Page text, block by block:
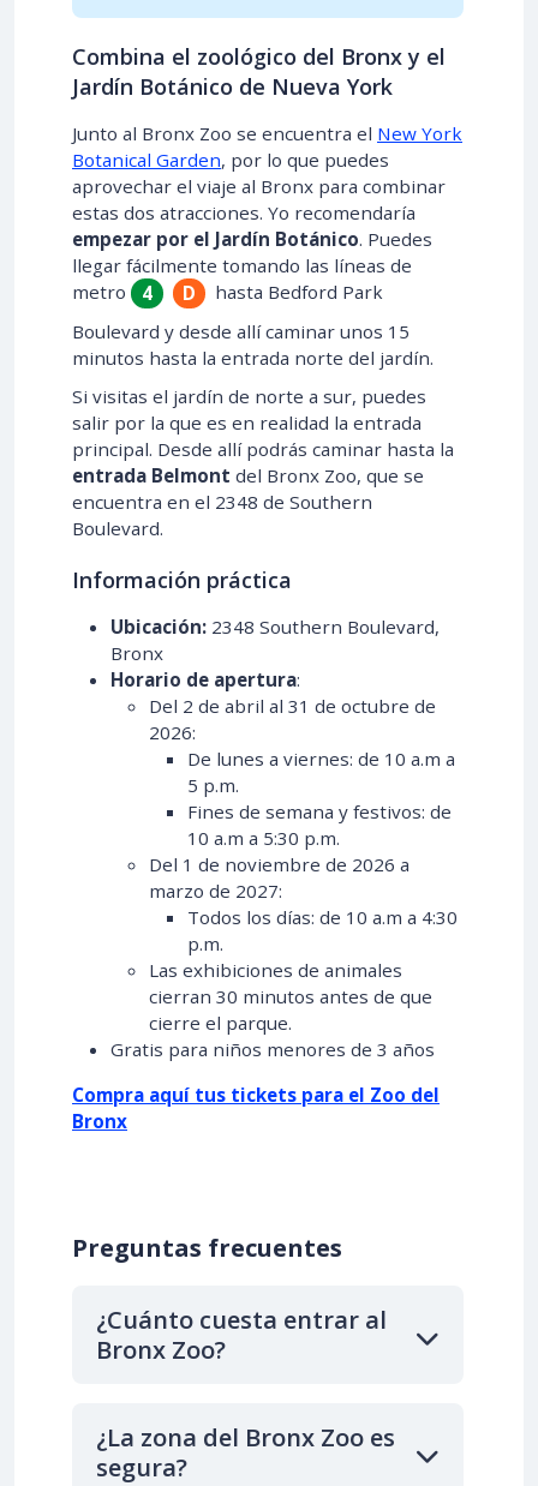
Combina el zoológico del Bronx y el
Jardín Botánico de Nueva York
Junto al Bronx Zoo se encuentra el New York
Botanical Garden, por lo que puedes
aprovechar el viaje al Bronx para combinar
estas dos atracciones. Yo recomendaría
empezar por el Jardín Botánico. Puedes
llegar fácilmente tomando las líneas de
metro
4 D
hasta Bedford Park
Boulevard y desde allí caminar unos 15
minutos hasta la entrada norte del jardín.
Si visitas el jardín de norte a sur, puedes
salir por la que es en realidad la entrada
principal. Desde allí podrás caminar hasta la
entrada Belmont del Bronx Zoo, que se
encuentra en el 2348 de Southern
Boulevard.
Información práctica
Ubicación: 2348 Southern Boulevard,
Bronx
Horario de apertura:
Del 2 de abril al 31 de octubre de
2026:
De lunes a viernes: de 10 a.m a
5 p.m.
Fines de semana y festivos: de
10 a.m a 5:30 p.m.
Del 1 de noviembre de 2026 a
marzo de 2027:
Todos los días: de 10 a.m a 4:30
p.m.
Las exhibiciones de animales
cierran 30 minutos antes de que
cierre el parque.
Gratis para niños menores de 3 años
Compra aquí tus tickets para el Zoo del
Bronx
Preguntas frecuentes
¿Cuánto cuesta entrar al
Bronx Zoo?
¿La zona del Bronx Zoo es
segura?